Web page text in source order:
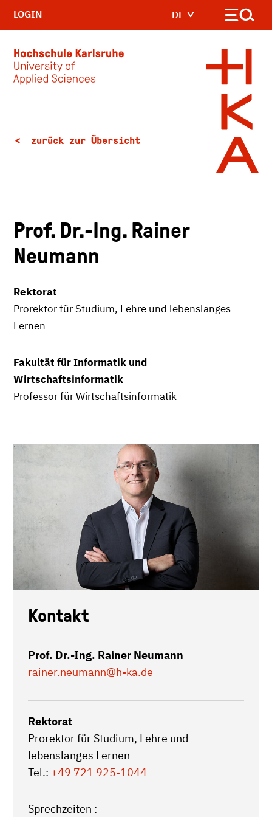
DE
LOGIN
zurück zur Übersicht
Prof. Dr.-Ing. Rainer
Neumann
Rektorat
Prorektor für Studium, Lehre und lebenslanges
Lernen
Fakultät für Informatik und
Wirtschaftsinformatik
Professor für Wirtschaftsinformatik
Kontakt
Prof. Dr.-Ing. Rainer Neumann
rainer.neumann@h-ka.de
Rektorat
Prorektor für Studium, Lehre und
lebenslanges Lernen
Tel.: +49 721 925-1044
Sprechzeiten :